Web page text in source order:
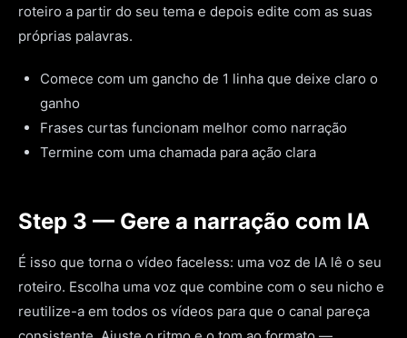
roteiro a partir do seu tema e depois edite com as suas
próprias palavras.
Comece com um gancho de 1 linha que deixe claro o
ganho
Frases curtas funcionam melhor como narração
Termine com uma chamada para ação clara
Step 3 — Gere a narração com IA
É isso que torna o vídeo faceless: uma voz de IA lê o seu
roteiro. Escolha uma voz que combine com o seu nicho e
reutilize-a em todos os vídeos para que o canal pareça